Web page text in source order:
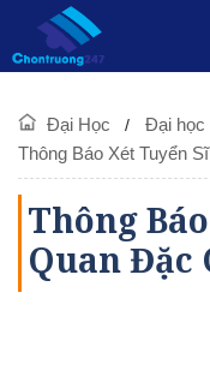
Đại Học
Đại học
Thông Báo Xét Tuyển
Thông
Quan Đặc